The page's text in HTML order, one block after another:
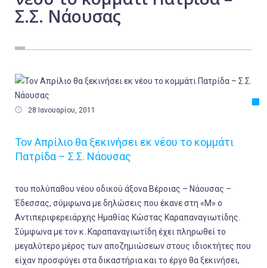
Σ.Σ. Νάουσας
 28 Ιανουαρίου, 2011
Τον Απρίλιο θα ξεκινήσει εκ νέου το κομμάτι
Πατρίδα – Σ.Σ. Νάουσας
του πολύπαθου νέου οδικού άξονα Βέροιας – Νάουσας –
Έδεσσας, σύμφωνα με δηλώσεις που έκανε στη «Μ» ο
Αντιπεριφερειάρχης Ημαθίας Κώστας Καραπαναγιωτίδης.
Σύμφωνα με τον κ. Καραπαναγιωτίδη έχει πληρωθεί το
μεγαλύτερο μέρος των αποζημιώσεων στους ιδιοκτήτες που
είχαν προσφύγει στα δικαστήρια και το έργο θα ξεκινήσει,
Εργασία
Αθλητικά